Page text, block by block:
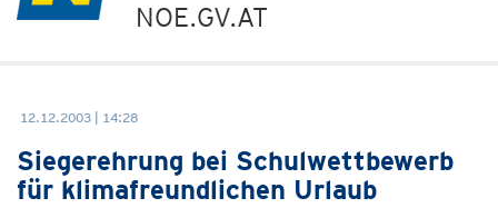
NOE.GV.AT
12.12.2003 | 14:28
Siegerehrung bei Schulwettbewerb
für klimafreundlichen Urlaub